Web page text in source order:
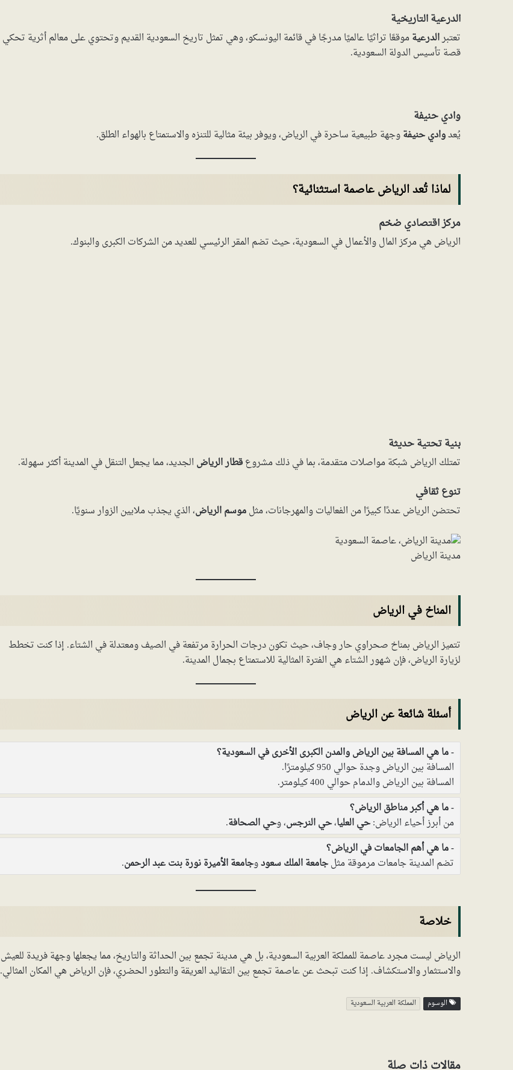
الدرعية التاريخية
تعتبرالدرعيةموقعًا تراثيًا عالميًا مدرجًا في قائمة اليونسكو، وهي تمثل تاريخ السعودية القديم وتحتوي على معالم أثرية تحكي
قصة تأسيس الدولة السعودية.
وادي حنيفة
يُعدوادي حنيفةوجهة طبيعية ساحرة في الرياض، ويوفر بيئة مثالية للتنزه والاستمتاع بالهواء الطلق.
لماذا تُعد الرياض عاصمة استثنائية؟
مركز اقتصادي ضخم
الرياض هي مركز المال والأعمال في السعودية، حيث تضم المقر الرئيسي للعديد من الشركات الكبرى والبنوك.
بنية تحتية حديثة
تمتلك الرياض شبكة مواصلات متقدمة، بما في ذلك مشروعقطار الرياض الجديد، مما يجعل التنقل في المدينة أكثر سهولة.
تنوع ثقافي
تحتضن الرياض عددًا كبيرًا من الفعاليات والمهرجانات، مثلموسم الرياض، الذي يجذب ملايين الزوار سنويًا.
مدينة الرياض
المناخ في الرياض
تتميز الرياض بمناخ صحراوي حار وجاف، حيث تكون درجات الحرارة مرتفعة في الصيف ومعتدلة في الشتاء. إذا كنت تخطط
لزيارة الرياض، فإن شهور الشتاء هي الفترة المثالية للاستمتاع بجمال المدينة.
أسئلة شائعة عن الرياض
ما هي المسافة بين الرياض والمدن الكبرى الأخرى في السعودية؟
المسافة بين الرياض وجدة حوالي 950 كيلومترًا.
المسافة بين الرياض والدمام حوالي 400 كيلومتر.
ما هي أكبر مناطق الرياض؟
من أبرز أحياء الرياض:حي العليا،حي النرجس، وحي الصحافة.
ما هي أهم الجامعات في الرياض؟
تضم المدينة جامعات مرموقة مثلجامعة الملك سعودوجامعة الأميرة نورة بنت عبد الرحمن.
خلاصة
الرياض ليست مجرد عاصمة للمملكة العربية السعودية، بل هي مدينة تجمع بين الحداثة والتاريخ، مما يجعلها وجهة فريدة للعيش
والاستثمار والاستكشاف. إذا كنت تبحث عن عاصمة تجمع بين التقاليد العريقة والتطور الحضري، فإن الرياض هي المكان المثالي.
الوسوم المملكة العربية السعودية